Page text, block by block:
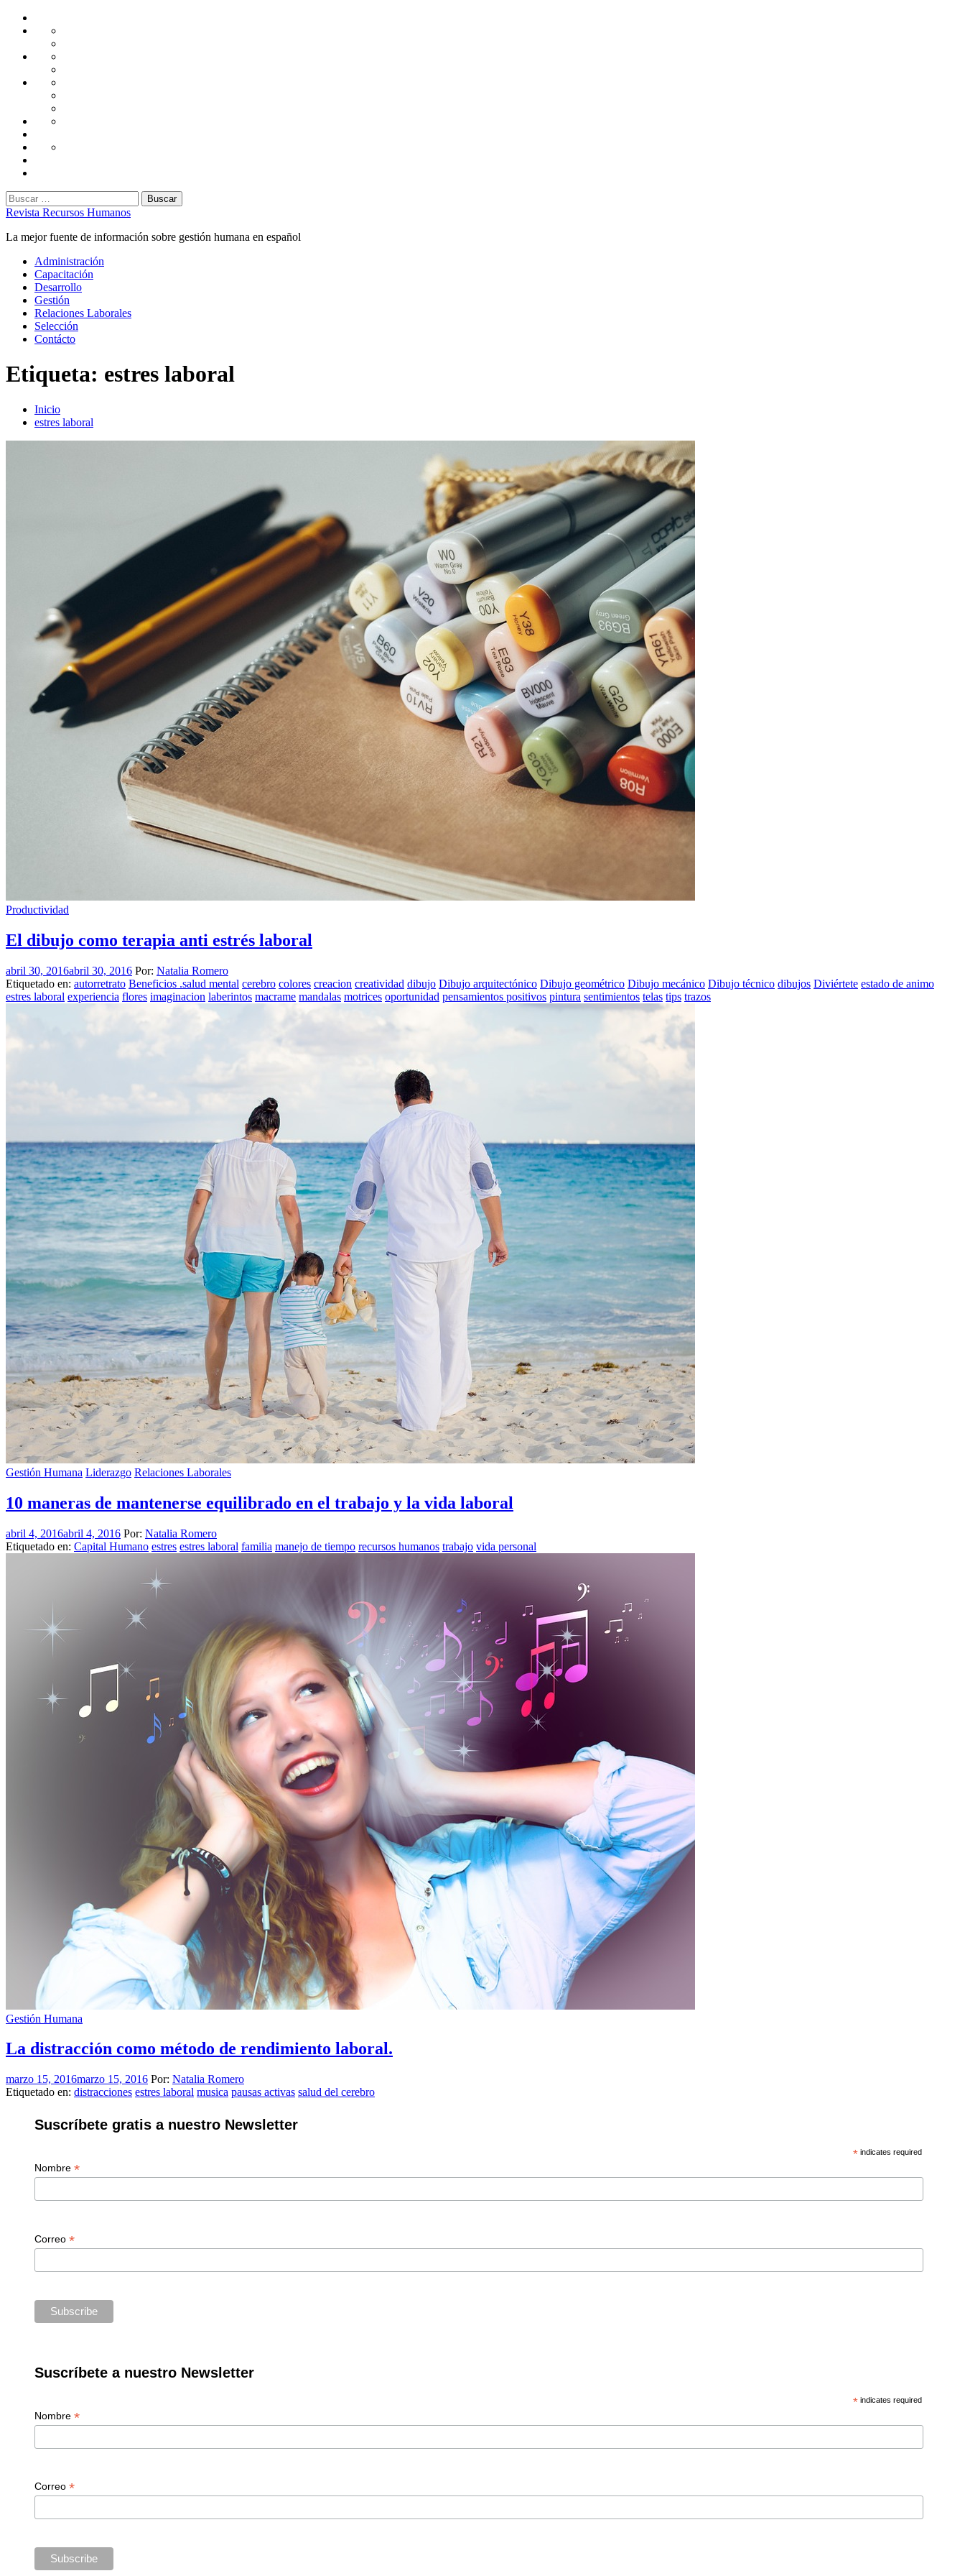
Saltar
Administración
Capacitación
Desarrollo
Gestión
Laborales
Selección
Buscar:
Revista Recursos Humanos
La mejor fuente de información sobre gestión humana en español
Menú
principal
Administración
Capacitación
Desarrollo
Gestión
Relaciones Laborales
Selección
Contácto
Etiqueta: estres laboral
Inicio
estres laboral
Productividad
El dibujo como terapia anti estrés laboral
abril 30, 2016abril 30, 2016 Por: Natalia Romero
Etiquetado en: autorretrato Beneficios .salud mental cerebro colores creacion creatividad dibujo Dibujo arquitectónico Dibujo geométrico Dibujo mecánico Dibujo técnico dibujos Diviértete estado de animo
estres laboral experiencia flores imaginacion laberintos macrame mandalas motrices oportunidad pensamientos positivos pintura sentimientos telas tips trazos
Gestión Humana Liderazgo Relaciones Laborales
10 maneras de mantenerse equilibrado en el trabajo y la vida laboral
abril 4, 2016abril 4, 2016 Por: Natalia Romero
Etiquetado en: Capital Humano estres estres laboral familia manejo de tiempo recursos humanos trabajo vida personal
Gestión Humana
La distracción como método de rendimiento laboral.
marzo 15, 2016marzo 15, 2016 Por: Natalia Romero
Etiquetado en: distracciones estres laboral musica pausas activas salud del cerebro
Suscríbete gratis a nuestro Newsletter
* indicates required
Nombre *
Correo *
Suscríbete a nuestro Newsletter
* indicates required
Nombre *
Correo *